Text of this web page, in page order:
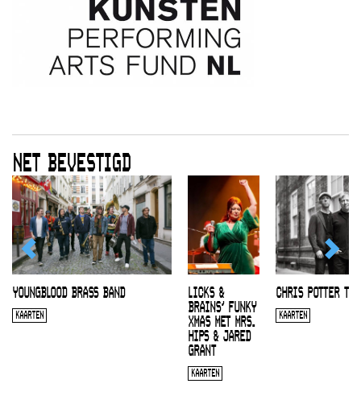
NET BEVESTIGD
YOUNGBLOOD BRASS BAND
KAARTEN
LICKS &
BRAINS’ FUNKY
XMAS MET MRS.
HIPS & JARED
GRANT
KAARTEN
CHRIS POTTER
KAARTEN